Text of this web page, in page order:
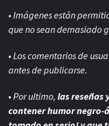
• Imágenes están
que no sean demasiado
• Los comentarios de
antes de publicarse.
• Por ultimo, las reseñas
contener humor negro-